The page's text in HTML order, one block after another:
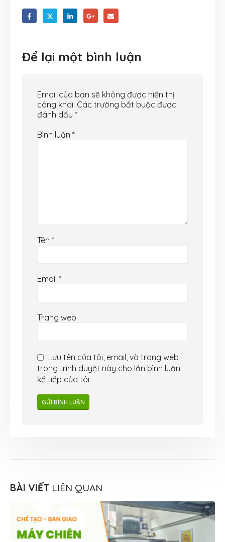
Để lại một bình luận
Email của bạn sẽ không được hiển thị
công khai. Các trường bắt buộc được
đánh dấu *
Bình luận *
Tên *
Email *
Trang web
Lưu tên của tôi, email, và trang web
trong trình duyệt này cho lần bình luận
kế tiếp của tôi.
BÀI VIẾT LIÊN QUAN